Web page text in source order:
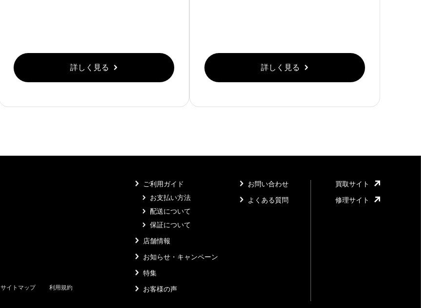
詳しく見る 詳しく見る
サイトマップ 利用規約
ご利用ガイド
お支払い方法
配送について
保証について
店舗情報
お知らせ・キャンペーン
特集
お客様の声
お問い合わせ
よくある質問
買取サイト
修理サイト